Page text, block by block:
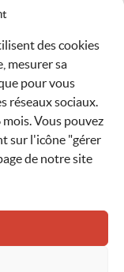
des cookies
mesurer sa
pour vous
réseaux sociaux.
Vous pouvez
sur l'icône "gérer
de notre site